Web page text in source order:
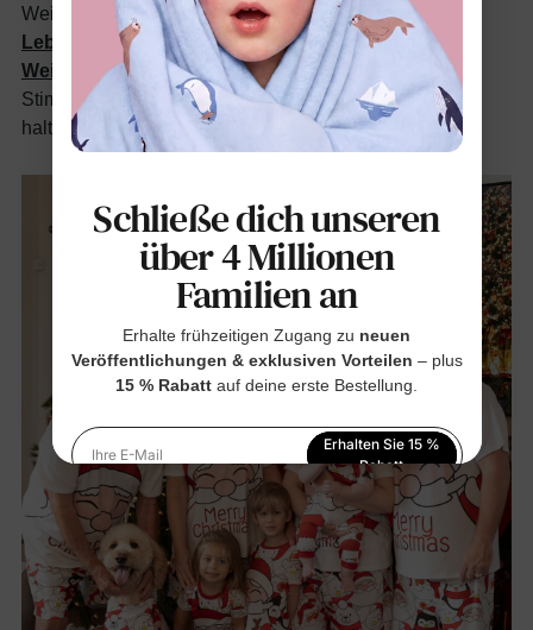
Weihnachtspyjamas mit skurrilen Mustern wie
Lebkuchenmännchenoder bunten
Weihnachtsbäumen, die Lachen verbreiten und die
Stimmung bei kreativen Weihnachtsprojekten leicht
halten.
Schließe dich unseren
über 4 Millionen
Familien an
Erhalte frühzeitigen Zugang zu neuen
Veröffentlichungen & exklusiven Vorteilen – plus
15 % Rabatt auf deine erste Bestellung.
Ihre E-Mail
Erhalten Sie 15 %
Rabatt
Indem Sie sich anmelden, stimmen Sie unserer
Datenschutzerklärungzu